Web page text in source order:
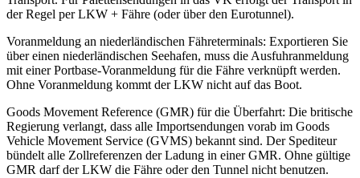
der Regel per LKW + Fähre (oder über den Eurotunnel).
Voranmeldung an niederländischen Fähreterminals: Exportieren Sie
über einen niederländischen Seehafen, muss die Ausfuhranmeldung
mit einer Portbase-Voranmeldung für die Fähre verknüpft werden.
Ohne Voranmeldung kommt der LKW nicht auf das Boot.
Goods Movement Reference (GMR) für die Überfahrt: Die britische
Regierung verlangt, dass alle Importsendungen vorab im Goods
Vehicle Movement Service (GVMS) bekannt sind. Der Spediteur
bündelt alle Zollreferenzen der Ladung in einer GMR. Ohne gültige
GMR darf der LKW die Fähre oder den Tunnel nicht benutzen.